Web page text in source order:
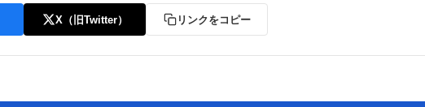
X（旧Twitter） リンクをコピー